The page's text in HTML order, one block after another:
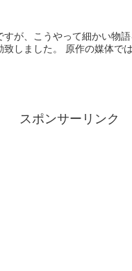
が、こうやって細かい物
しました。 原作の媒体で
スポンサーリンク